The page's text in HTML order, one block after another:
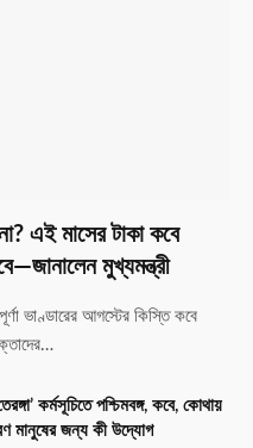
এই মাসের টাকা কবে
মুখ্যমন্ত্রী
আগস্টের কিস্তি কবে
কর্মসূচিতে পশ্চিমবঙ্গ, কবে, কোথায়
মানুষের জন্য কী উদ্যোগ